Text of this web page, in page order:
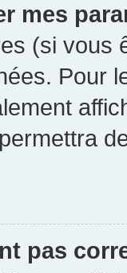
mes
(si vous
Pour
pas